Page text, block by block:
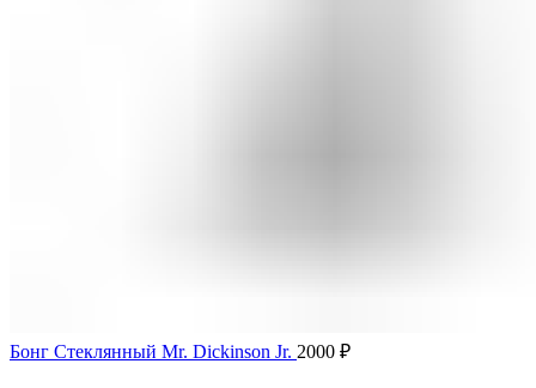
Бонг Стеклянный Mr. Dickinson Jr. 2000 ₽